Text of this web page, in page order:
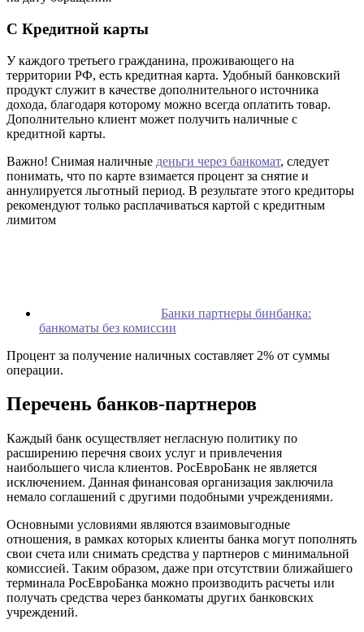
С Кредитной карты
У каждого третьего гражданина, проживающего на
территории РФ, есть кредитная карта. Удобный банковский
продукт служит в качестве дополнительного источника
дохода, благодаря которому можно всегда оплатить товар.
Дополнительно клиент может получить наличные с
кредитной карты.
Важно! Снимая наличные деньги через банкомат, следует
понимать, что по карте взимается процент за снятие и
аннулируется льготный период. В результате этого кредиторы
рекомендуют только расплачиваться картой с кредитным
лимитом
Банки партнеры бинбанка:
банкоматы без комиссии
Процент за получение наличных составляет 2% от суммы
операции.
Перечень банков-партнеров
Каждый банк осуществляет негласную политику по
расширению перечня своих услуг и привлечения
наибольшего числа клиентов. РосЕвроБанк не является
исключением. Данная финансовая организация заключила
немало соглашений с другими подобными учреждениями.
Основными условиями являются взаимовыгодные
отношения, в рамках которых клиенты банка могут пополнять
свои счета или снимать средства у партнеров с минимальной
комиссией. Таким образом, даже при отсутствии ближайшего
терминала РосЕвроБанка можно производить расчеты или
получать средства через банкоматы других банковских
учреждений.